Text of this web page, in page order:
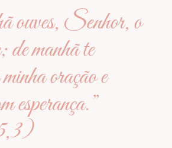
ouves, Senhor, o
de manhã te
oração e
esperança.”